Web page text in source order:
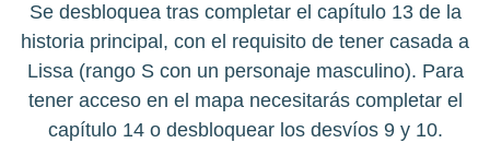
Se desbloquea tras completar el capítulo 13 de la
historia principal, con el requisito de tener casada a
Lissa (rango S con un personaje masculino). Para
tener acceso en el mapa necesitarás completar el
capítulo 14 o desbloquear los desvíos 9 y 10.